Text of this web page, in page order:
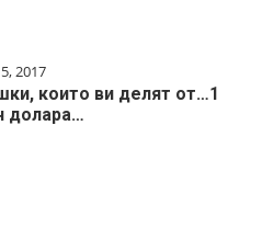
2017
които ви делят от…1
дoлapa…